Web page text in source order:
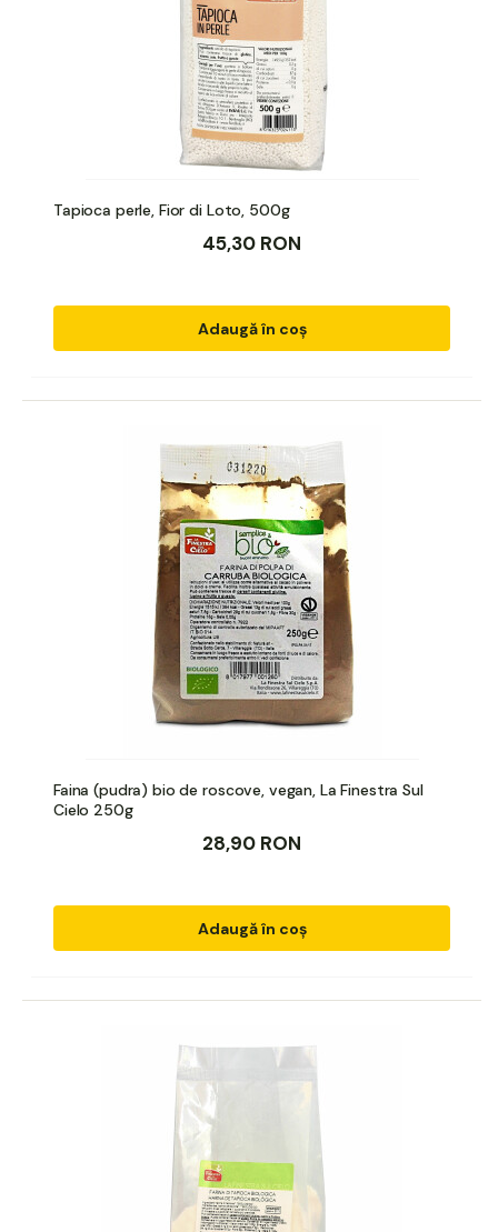
Tapioca perle, Fior di Loto, 500g
45,30 RON
Adaugă în coș
Faina (pudra) bio de roscove, vegan, La Finestra Sul
Cielo 250g
28,90 RON
Adaugă în coș